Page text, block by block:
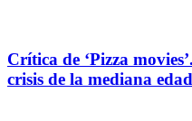
Crítica de ‘Pizza
crisis de la mediana edad